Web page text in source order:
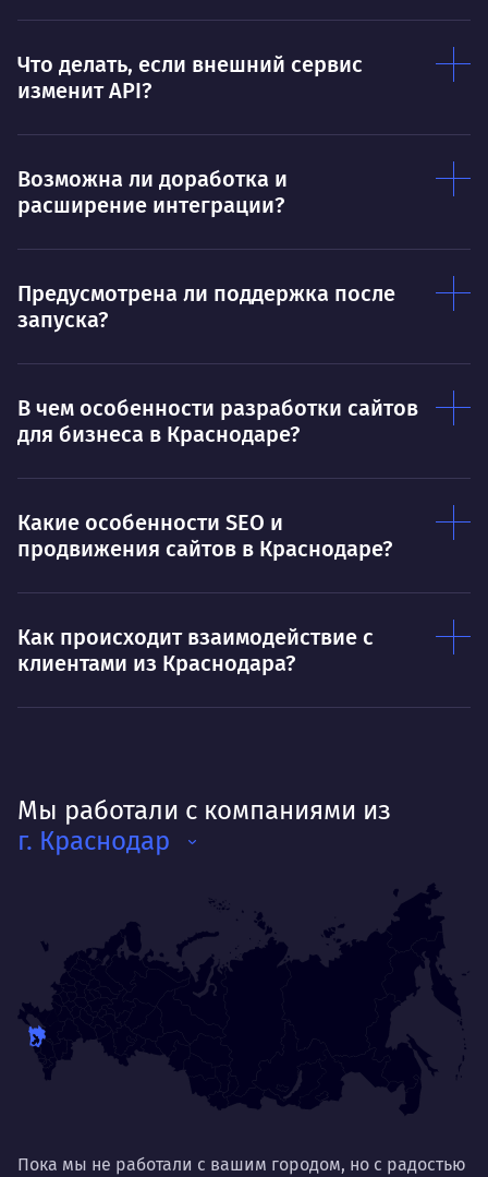
Ты — это то, что ты делаешь. Этим всё
сказано.
О
Что делать, если внешний сервис
изменит API?
Возможна ли доработка и
расширение интеграции?
Предусмотрена ли поддержка после
запуска?
В чем особенности разработки сайтов
для бизнеса в Краснодаре?
Какие особенности SEO и
продвижения сайтов в Краснодаре?
Как происходит взаимодействие с
клиентами из Краснодара?
Мы работали с компаниями из
г. Краснодар
Пока мы не работали с вашим городом, но с радостью